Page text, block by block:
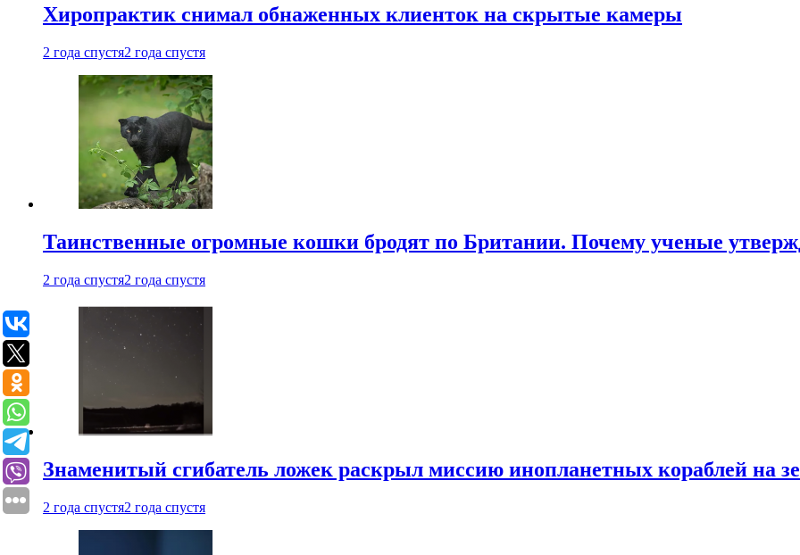
Хиропрактик снимал обнаженных клиенток на скрытые камеры
2 года спустя2 года спустя
Таинственные огромные кошки бродят по Британии. Почему ученые
2 года спустя2 года спустя
Знаменитый сгибатель ложек раскрыл миссию инопланетных кораблей на
2 года спустя2 года спустя